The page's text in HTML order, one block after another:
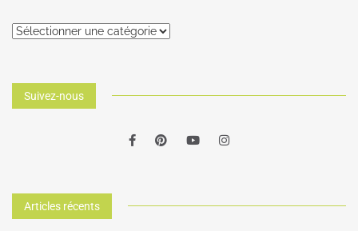
Suivez-nous
Articles récents